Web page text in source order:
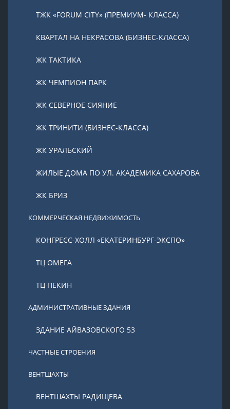
ТЖК «FORUM CITY» (ПРЕМИУМ- КЛАССА)
КВАРТАЛ НА НЕКРАСОВА (БИЗНЕС-КЛАССА)
ЖК ТАКТИКА
ЖК ЧЕМПИОН ПАРК
ЖК СЕВЕРНОЕ СИЯНИЕ
ЖК ТРИНИТИ (БИЗНЕС-КЛАССА)
ЖК УРАЛЬСКИЙ
ЖИЛЫЕ ДОМА ПО УЛ. АКАДЕМИКА САХАРОВА
ЖК БРИЗ
КОММЕРЧЕСКАЯ НЕДВИЖИМОСТЬ
КОНГРЕСС-ХОЛЛ «ЕКАТЕРИНБУРГ-ЭКСПО»
ТЦ ОМЕГА
ТЦ ПЕКИН
АДМИНИСТРАТИВНЫЕ ЗДАНИЯ
ЗДАНИЕ АЙВАЗОВСКОГО 53
ЧАСТНЫЕ СТРОЕНИЯ
ВЕНТШАХТЫ
ВЕНТШАХТЫ РАДИЩЕВА